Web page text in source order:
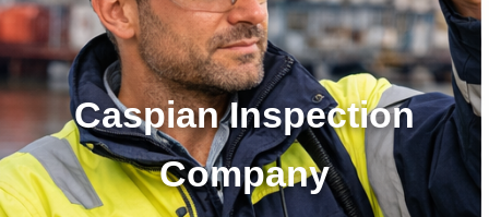
Caspian Inspection
Company